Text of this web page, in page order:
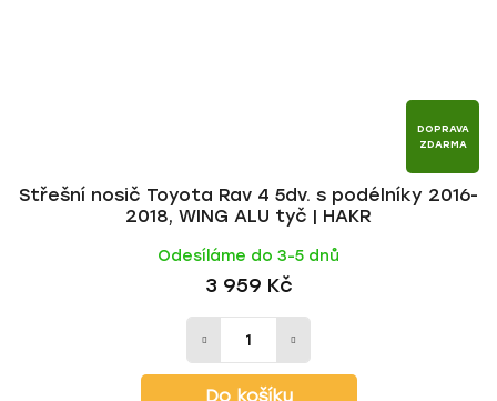
DOPRAVA
ZDARMA
Střešní nosič Toyota Rav 4 5dv. s podélníky 2016-
2018, WING ALU tyč | HAKR
Odesíláme do 3-5 dnů
3 959 Kč
Do košíku